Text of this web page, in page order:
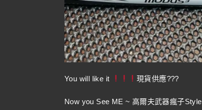
You will like it 現貨供應???
Now you See ME ~ 高爾夫武器瘋子Style